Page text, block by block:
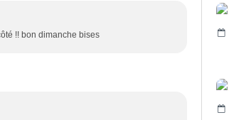
!! bon dimanche bises